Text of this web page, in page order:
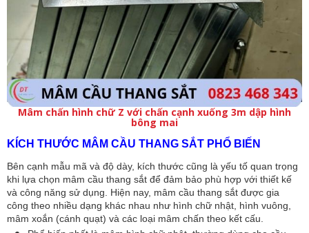
Mâm chấn hình chữ Z với chấn cạnh xuống 3m dập hình
bông mai
KÍCH THƯỚC MÂM CẦU THANG SẮT PHỔ BIẾN
Bên cạnh mẫu mã và độ dày, kích thước cũng là yếu tố quan trọng
khi lựa chọn mâm cầu thang sắt để đảm bảo phù hợp với thiết kế
và công năng sử dụng. Hiện nay, mâm cầu thang sắt được gia
công theo nhiều dạng khác nhau như hình chữ nhật, hình vuông,
mâm xoắn (cánh quạt) và các loại mâm chấn theo kết cấu.